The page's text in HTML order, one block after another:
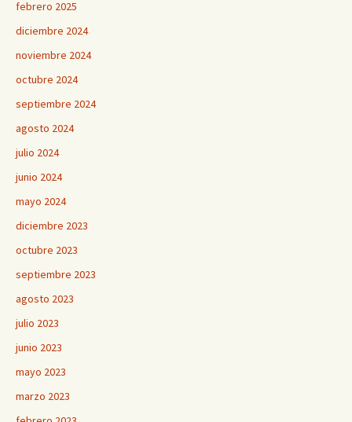
febrero 2025
diciembre 2024
noviembre 2024
octubre 2024
septiembre 2024
agosto 2024
julio 2024
junio 2024
mayo 2024
diciembre 2023
octubre 2023
septiembre 2023
agosto 2023
julio 2023
junio 2023
mayo 2023
marzo 2023